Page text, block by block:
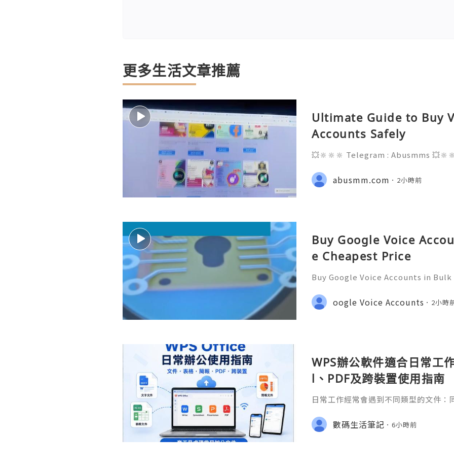
更多生活文章推薦
Ultimate Guide to Buy
Accounts Safely
💥🔆🔆🔆 Telegram : Abusmms
ebook Page : Abusmm 💥🔆🔆🔆
abusmm.com 2小時前
Buy Google Voice
e Cheapest Price
Buy Google Voice Accounts in
gmail.com 💎 WhatsApp:
marketit 🎮 discord: usamarketit ✅
oogle Voice Accounts 2小時
WPS辦公軟件適合日常工
l、PDF及跨裝置使用指南
日常工作經常會遇到不同類型的文件
PDF。 如果每種文件都要使用不同程
少人會接觸 WPS Offic
數碼生活筆記 6小時前